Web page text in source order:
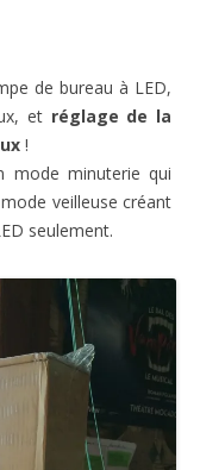
de bureau à LED,
et réglage de la
!
mode minuterie qui
veilleuse créant
seulement.